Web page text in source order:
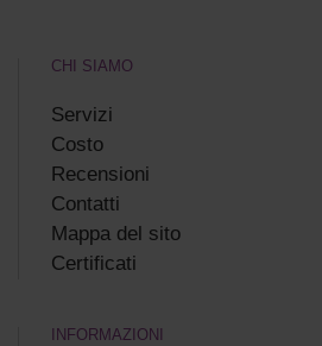
CHI SIAMO
Servizi
Costo
Recensioni
Сontatti
Mappa del sito
Certificati
INFORMAZIONI